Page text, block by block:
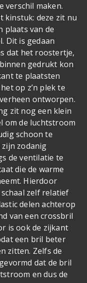
verschil maken.
kinstuk: deze zit nu
plaats van de
Dit is gedaan
dat het roostertje,
gedrukt kon
te plaatsten
op z’n plek te
ontworpen.
zit nog een klein
om de luchtstroom
schoon te
zodanig
de ventilatie te
die de warme
Hierdoor
zelf relatief
delen achterop
van een crossbril
is ook de zijkant
een bril beter
zitten. Zelfs de
dat de bril
en dus de